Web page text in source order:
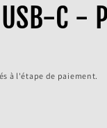
C -
à l'étape de paiement.